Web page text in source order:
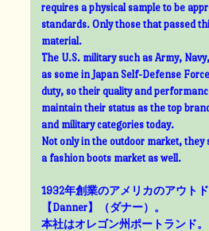
requires a physical sample to be
standards. Only those that passed
material.
The U.S. military such as Army,
as some in Japan Self-Defense
duty, so their quality and
maintain their status as the top
and military categories today.
Not only in the outdoor market, they
a fashion boots market as well.
1932年創業のアメリカのアウト
【Danner】（ダナー）。
本社はオレゴン州ポートランド。